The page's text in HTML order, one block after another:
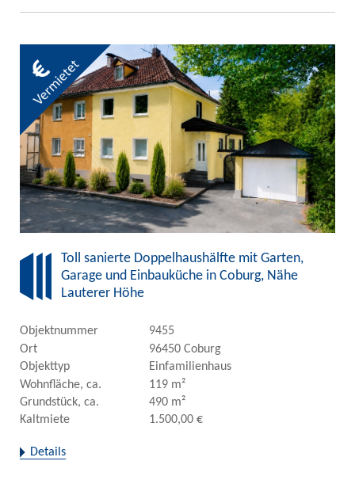
Toll sanierte Doppelhaushälfte mit Garten,
Garage und Einbauküche in Coburg, Nähe
Lauterer Höhe
Objektnummer
9455
Ort
96450 Coburg
Objekttyp
Einfamilienhaus
Wohnfläche, ca.
119 m²
Grundstück, ca.
490 m²
Kaltmiete
1.500,00 €
Details